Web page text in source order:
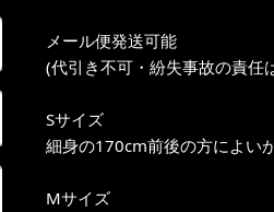
メール便発送可能
(代引き不可・紛失事故の責任
Sサイズ
細身の170cm前後の方によい
Mサイズ